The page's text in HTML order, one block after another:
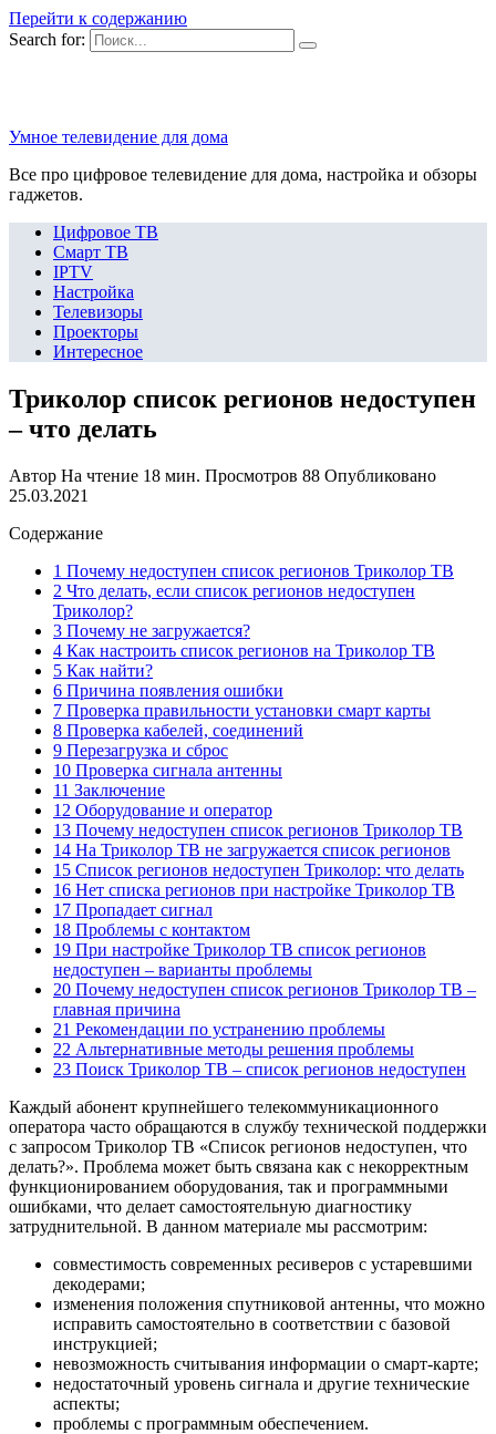
Перейти к содержанию
Search for:
Умное телевидение для дома
Все про цифровое телевидение для дома, настройка и обзоры
гаджетов.
Цифровое ТВ
Смарт ТВ
IPTV
Настройка
Телевизоры
Проекторы
Интересное
Триколор список регионов недоступен
– что делать
Автор На чтение 18 мин. Просмотров 88 Опубликовано
25.03.2021
Содержание
1 Почему недоступен список регионов Триколор ТВ
2 Что делать, если список регионов недоступен
Триколор?
3 Почему не загружается?
4 Как настроить список регионов на Триколор ТВ
5 Как найти?
6 Причина появления ошибки
7 Проверка правильности установки смарт карты
8 Проверка кабелей, соединений
9 Перезагрузка и сброс
10 Проверка сигнала антенны
11 Заключение
12 Оборудование и оператор
13 Почему недоступен список регионов Триколор ТВ
14 На Триколор ТВ не загружается список регионов
15 Список регионов недоступен Триколор: что делать
16 Нет списка регионов при настройке Триколор ТВ
17 Пропадает сигнал
18 Проблемы с контактом
19 При настройке Триколор ТВ список регионов
недоступен – варианты проблемы
20 Почему недоступен список регионов Триколор ТВ –
главная причина
21 Рекомендации по устранению проблемы
22 Альтернативные методы решения проблемы
23 Поиск Триколор ТВ – список регионов недоступен
Каждый абонент крупнейшего телекоммуникационного
оператора часто обращаются в службу технической поддержки
с запросом Триколор ТВ «Список регионов недоступен, что
делать?». Проблема может быть связана как с некорректным
функционированием оборудования, так и программными
ошибками, что делает самостоятельную диагностику
затруднительной. В данном материале мы рассмотрим:
совместимость современных ресиверов с устаревшими
декодерами;
изменения положения спутниковой антенны, что можно
исправить самостоятельно в соответствии с базовой
инструкцией;
невозможность считывания информации о смарт-карте;
недостаточный уровень сигнала и другие технические
аспекты;
проблемы с программным обеспечением.